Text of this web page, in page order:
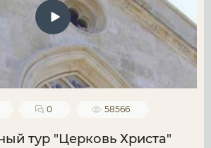
0 58566
тур "Церковь Христа"